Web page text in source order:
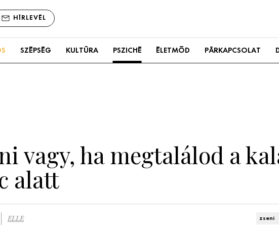
HÍRLEVÉL
SZÉPSÉG KULTÚRA PSZICHÉ ÉLETMÓD PÁRKAPCSOLAT
vagy, ha megtalálod a
alatt
ELLE zseni